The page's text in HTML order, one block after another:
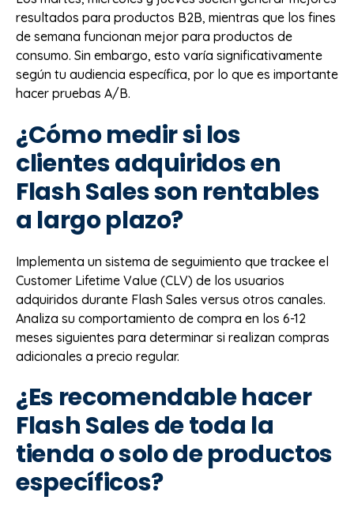
resultados para productos B2B, mientras que los fines
de semana funcionan mejor para productos de
consumo. Sin embargo, esto varía significativamente
según tu audiencia específica, por lo que es importante
hacer pruebas A/B.
¿Cómo medir si los
clientes adquiridos en
Flash Sales son rentables
a largo plazo?
Implementa un sistema de seguimiento que trackee el
Customer Lifetime Value (CLV) de los usuarios
adquiridos durante Flash Sales versus otros canales.
Analiza su comportamiento de compra en los 6-12
meses siguientes para determinar si realizan compras
adicionales a precio regular.
¿Es recomendable hacer
Flash Sales de toda la
tienda o solo de productos
específicos?